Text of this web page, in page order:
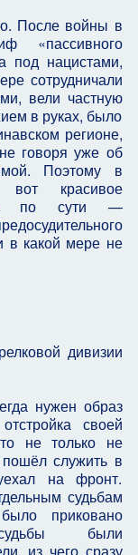
После войны в
«пассивного
под нацистами,
сотрудничали
вели частную
в руках, было
регионе,
говоря уже об
Поэтому в
красивое
по сути —
в какой мере не
дивизии
нужен образ
своей
не только не
служить в
на фронт.
судьбам
приковано
были